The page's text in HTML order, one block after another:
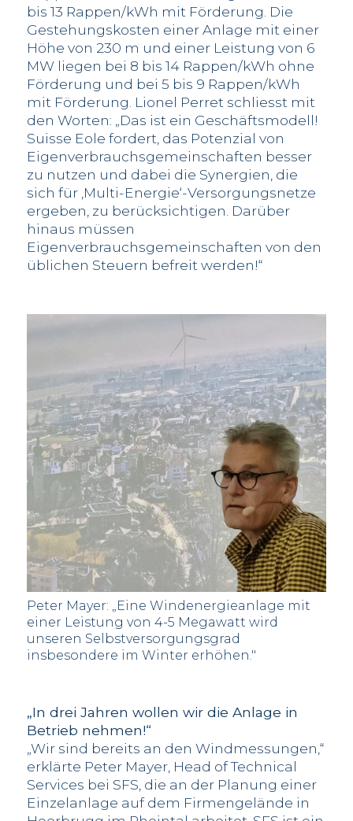
bis 13 Rappen/kWh mit Förderung. Die
Gestehungskosten einer Anlage mit einer
Höhe von 230 m und einer Leistung von 6
MW liegen bei 8 bis 14 Rappen/kWh ohne
Förderung und bei 5 bis 9 Rappen/kWh
mit Förderung. Lionel Perret schliesst mit
den Worten: „Das ist ein Geschäftsmodell!
Suisse Eole fordert, das Potenzial von
Eigenverbrauchsgemeinschaften besser
zu nutzen und dabei die Synergien, die
sich für ‚Multi-Energie‘-Versorgungsnetze
ergeben, zu berücksichtigen. Darüber
hinaus müssen
Eigenverbrauchsgemeinschaften von den
üblichen Steuern befreit werden!“
Peter Mayer: „Eine Windenergieanlage mit
einer Leistung von 4-5 Megawatt wird
unseren Selbstversorgungsgrad
insbesondere im Winter erhöhen."
„In drei Jahren wollen wir die Anlage in
Betrieb nehmen!“
„Wir sind bereits an den Windmessungen,“
erklärte Peter Mayer, Head of Technical
Services bei SFS, die an der Planung einer
Einzelanlage auf dem Firmengelände in